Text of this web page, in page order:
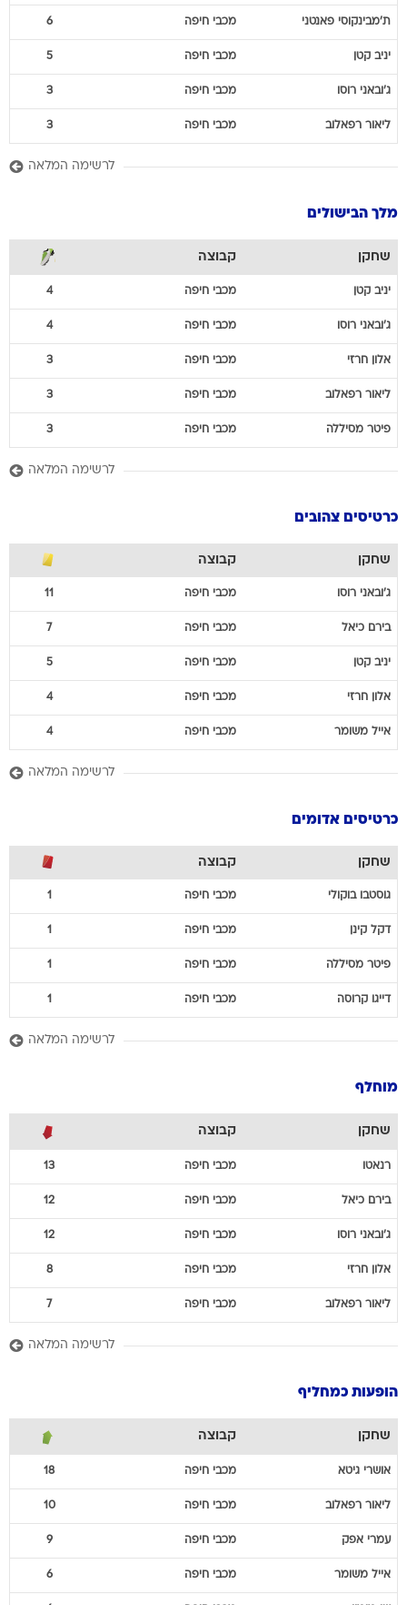
ת'מבינקוסי פאנטני מכבי חיפה 6
יניב קטן מכבי חיפה 5
ג'ובאני רוסו מכבי חיפה 3
ליאור רפאלוב מכבי חיפה 3
לרשימה המלאה
מלך הבישולים
שחקן קבוצה
יניב קטן מכבי חיפה 4
ג'ובאני רוסו מכבי חיפה 4
אלון חרזי מכבי חיפה 3
ליאור רפאלוב מכבי חיפה 3
פיטר מסיללה מכבי חיפה 3
לרשימה המלאה
כרטיסים צהובים
שחקן קבוצה
ג'ובאני רוסו מכבי חיפה 11
בירם כיאל מכבי חיפה 7
יניב קטן מכבי חיפה 5
אלון חרזי מכבי חיפה 4
אייל משומר מכבי חיפה 4
לרשימה המלאה
כרטיסים אדומים
שחקן קבוצה
גוסטבו בוקולי מכבי חיפה 1
דקל קינן מכבי חיפה 1
פיטר מסיללה מכבי חיפה 1
דייגו קרוסה מכבי חיפה 1
לרשימה המלאה
מוחלף
שחקן קבוצה
רנאטו מכבי חיפה 13
בירם כיאל מכבי חיפה 12
ג'ובאני רוסו מכבי חיפה 12
אלון חרזי מכבי חיפה 8
ליאור רפאלוב מכבי חיפה 7
לרשימה המלאה
הופעות כמחליף
שחקן קבוצה
אושרי גיטא מכבי חיפה 18
ליאור רפאלוב מכבי חיפה 10
עמרי אפק מכבי חיפה 9
אייל משומר מכבי חיפה 6